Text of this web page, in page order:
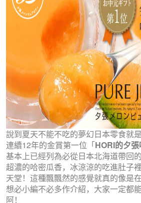
說到夏天不能不吃的夢幻日本零食就是
連續12年的金賞第一位「HORI的夕
基本上已經列為必從日本北海道帶回
超濃的哈密瓜香，冰涼涼的吃進肚子裡
天堂！這種飄飄然的感覺就真的像是
想必小編不必多作介紹，大家一定都
阿！